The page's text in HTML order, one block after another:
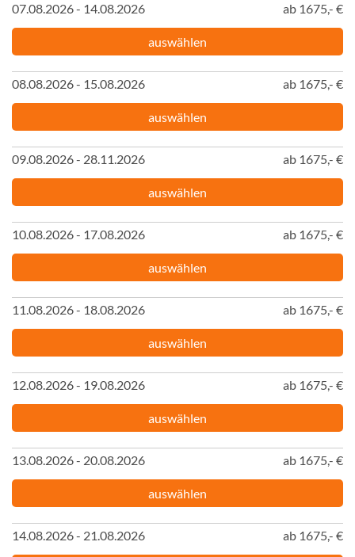
07.08.2026 - 14.08.2026 ab 1675,- €
auswählen
08.08.2026 - 15.08.2026 ab 1675,- €
auswählen
09.08.2026 - 28.11.2026 ab 1675,- €
auswählen
10.08.2026 - 17.08.2026 ab 1675,- €
auswählen
11.08.2026 - 18.08.2026 ab 1675,- €
auswählen
12.08.2026 - 19.08.2026 ab 1675,- €
auswählen
13.08.2026 - 20.08.2026 ab 1675,- €
auswählen
14.08.2026 - 21.08.2026 ab 1675,- €